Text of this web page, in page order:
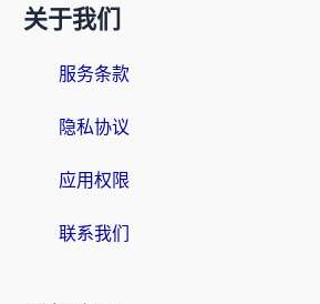
关于我们
服务条款
隐私协议
应用权限
联系我们